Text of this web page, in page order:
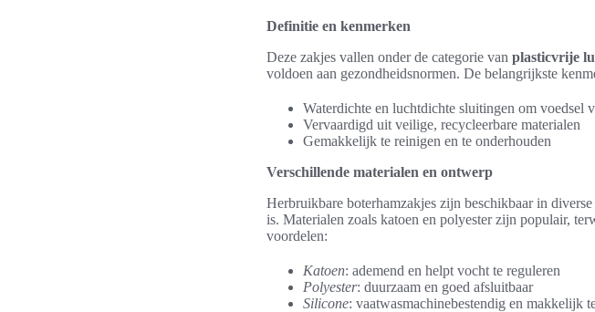
Definitie en kenmerken
Deze zakjes vallen onder de categorie van plasticvrije
voldoen aan gezondheidsnormen. De belangrijkste
Waterdichte en luchtdichte sluitingen om voedsel
Vervaardigd uit veilige, recycleerbare materialen
Gemakkelijk te reinigen en te onderhouden
Verschillende materialen en ontwerp
Herbruikbare boterhamzakjes zijn beschikbaar in
is. Materialen zoals katoen en polyester zijn populair,
voordelen:
Katoen: ademend en helpt vocht te reguleren
Polyester: duurzaam en goed afsluitbaar
Silicone: vaatwasmachinebestendig en makkelijk